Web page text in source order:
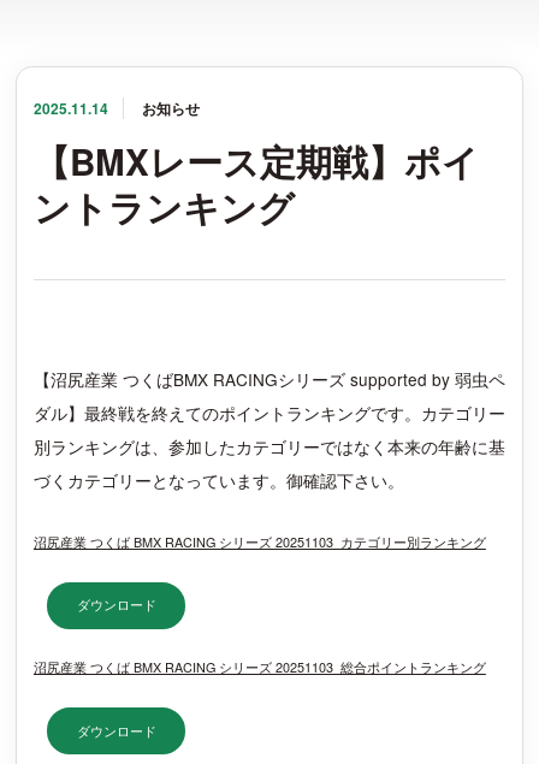
お知らせ
カレンダー
アクセス
2025.11.14 お知らせ
【BMXレース定期戦】ポイ
ントランキング
【沼尻産業 つくばBMX RACINGシリーズ supported by 弱虫ペ
ダル】最終戦を終えてのポイントランキングです。カテゴリー
別ランキングは、参加したカテゴリーではなく本来の年齢に基
づくカテゴリーとなっています。御確認下さい。
沼尻産業 つくば BMX RACING シリーズ 20251103_カテゴリー別ランキング
ダウンロード
沼尻産業 つくば BMX RACING シリーズ 20251103_総合ポイントランキング
ダウンロード